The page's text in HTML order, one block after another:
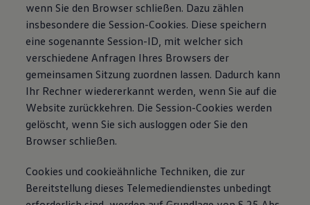
wenn Sie den Browser schließen. Dazu zählen
insbesondere die Session-Cookies. Diese speichern
eine sogenannte Session-ID, mit welcher sich
verschiedene Anfragen Ihres Browsers der
gemeinsamen Sitzung zuordnen lassen. Dadurch kann
Ihr Rechner wiedererkannt werden, wenn Sie auf die
Website zurückkehren. Die Session-Cookies werden
gelöscht, wenn Sie sich ausloggen oder Sie den
Browser schließen.
Cookies und cookieähnliche Techniken, die zur
Bereitstellung dieses Telemediendienstes unbedingt